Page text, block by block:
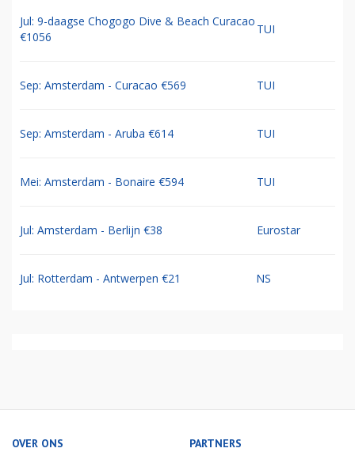
Jul: 9-daagse Chogogo Dive & Beach Curacao
€1056
TUI
Sep: Amsterdam - Curacao €569 TUI
Sep: Amsterdam - Aruba €614 TUI
Mei: Amsterdam - Bonaire €594 TUI
Jul: Amsterdam - Berlijn €38 Eurostar
Jul: Rotterdam - Antwerpen €21 NS
OVER ONS PARTNERS